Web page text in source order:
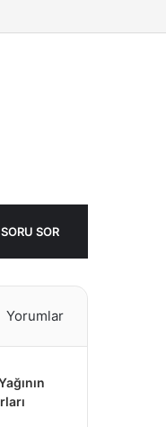
SORU SOR
Yorumlar